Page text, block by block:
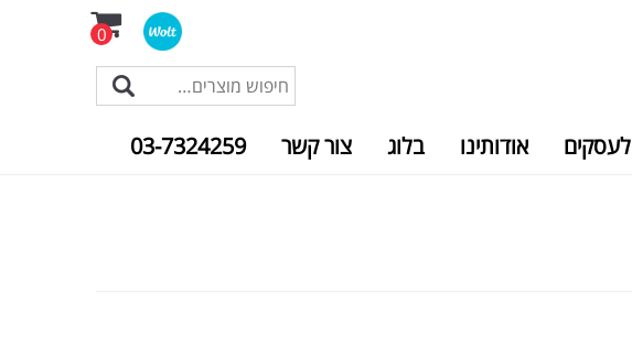
0
לעסקים אודותינו בלוג צור קשר 03-7324259